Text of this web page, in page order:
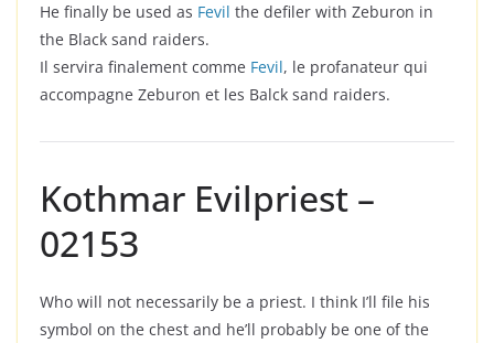
He finally be used as Fevil the defiler with Zeburon in
the Black sand raiders.
Il servira finalement comme Fevil, le profanateur qui
accompagne Zeburon et les Balck sand raiders.
Kothmar Evilpriest –
02153
Who will not necessarily be a priest. I think I’ll file his
symbol on the chest and he’ll probably be one of the